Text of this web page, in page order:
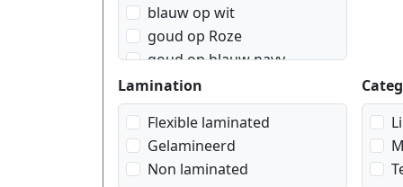
blauw op wit
goud op Roze
goud op blauw navy
goud op rood wein
goud op wit
goud op zwart
rood op transparant
rood op wit
Lamination
Flexible laminated
Gelamineerd
Non laminated